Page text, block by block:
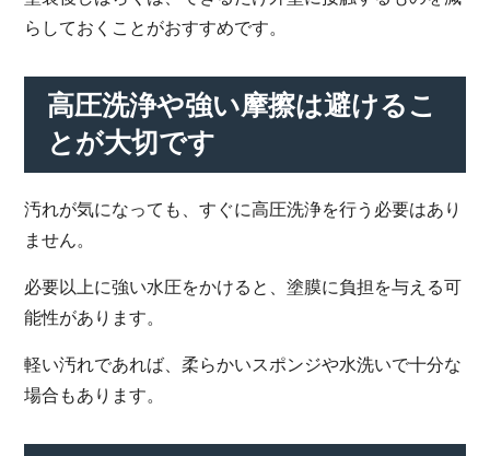
らしておくことがおすすめです。
高圧洗浄や強い摩擦は避けるこ
とが大切です
汚れが気になっても、すぐに高圧洗浄を行う必要はあり
ません。
必要以上に強い水圧をかけると、塗膜に負担を与える可
能性があります。
軽い汚れであれば、柔らかいスポンジや水洗いで十分な
場合もあります。